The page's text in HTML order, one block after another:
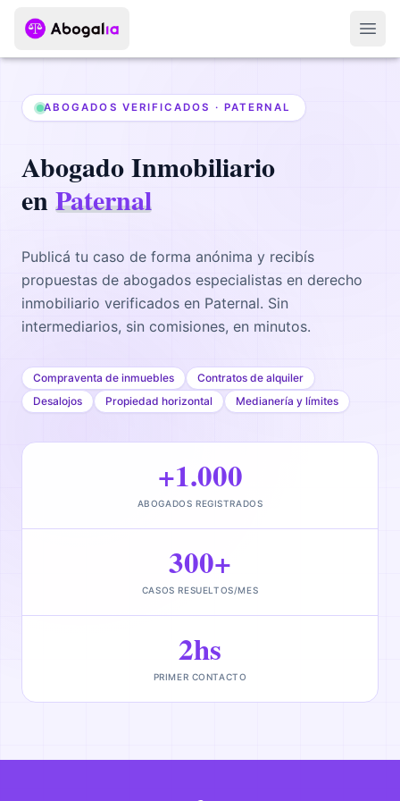
ABOGADOS VERIFICADOS · PATERNAL
AbogadoInmobiliario
enPaternal
Publicá tu caso de forma anónima y recibís
propuestas de abogados especialistas en derecho
inmobiliario verificados en Paternal. Sin
intermediarios, sin comisiones, en minutos.
Compraventa de inmuebles
Contratos de alquiler
Desalojos
Propiedad horizontal Medianería y límites
+1.000
ABOGADOS REGISTRADOS
300+
CASOS RESUELTOS/MES
2hs
PRIMER CONTACTO